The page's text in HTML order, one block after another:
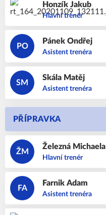
Jakub
Honzík
Hlavní trenér
PO
Ondřej
Pánek
Asistent trenéra
SM
Matěj
Skála
Asistent trenéra
PŘÍPRAVKA
ŽM
Michaela
Železná
Hlavní trenér
FA
Adam
Farnik
Asistent trenéra